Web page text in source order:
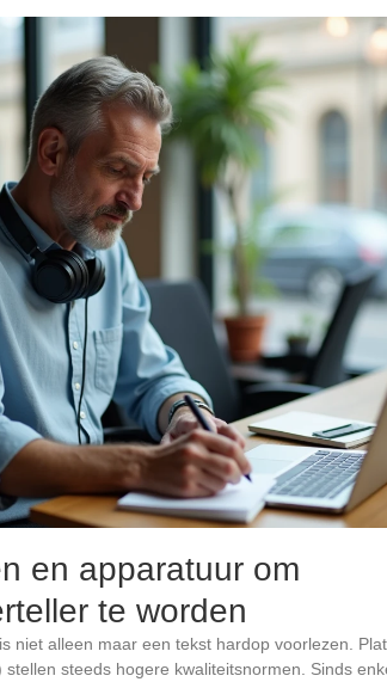
en apparatuur om
te worden
niet alleen maar een tekst hardop voorlezen.
stellen steeds hogere kwaliteitsnormen. Sinds